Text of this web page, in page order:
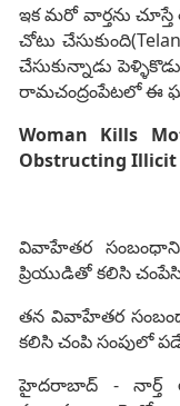
ఇక మరో వార్తను
చోటు
చేసుకున్నాడు
రామచంద్రంపేటలో ఈ
Woman Kills
Obstructing
వివాహేతర సంబంధానికి
ప్రియుడితో కలిసి
తన వివాహేతర
కలిసి చంపి సంపులో
హైదరాబాద్ - నార్త్